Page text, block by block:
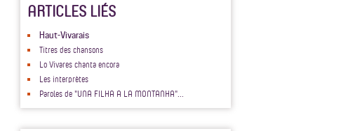
ARTICLES LIÉS
Haut-Vivarais
Titres des chansons
Lo Vivares chanta encora
Les interprètes
Paroles de "UNA FILHA A LA MONTANHA"...